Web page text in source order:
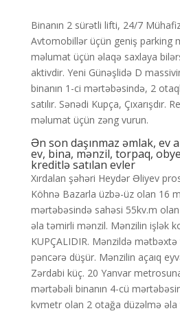
Binanın 2 sürətli lifti, 24/7
Avtomobillər üçün geniş parking
məlumat üçün əlaqə saxlaya
aktivdir. Yeni Günəşlidə D
binanın 1-ci mərtəbəsində, 2
satılır. Sənədi Kupça, Çıxarışdır.
məlumat üçün zəng vurun.
Ən son daşınmaz əmlak, ev
ev, bina, mənzil, torpaq,
kreditlə satılan evler
Xırdalan şəhəri Heydər Əliyev
Köhnə Bazarla üzbə-üz olan 16
mərtəbəsində sahəsi 55kv.m
əla təmirli mənzil. Mənzilin işlək
KUPÇALIDIR. Mənzildə mətbəxtə
pəncərə düşür. Mənzilin açaıq
Zərdabi küç. 20 Yanvar
mərtəbəli binanın 4-cü
kvmetr olan 2 otağa düzəlmə